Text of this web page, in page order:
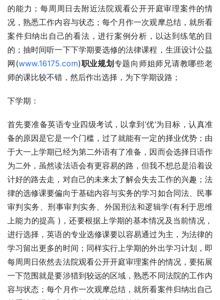
的能力；每周周日去附近法院观看公开开庭审理案件的情
况，熟悉工作内容与状态；每个月作一次观摩总结，就所看
案件归纳出自己的看法，进行案例分析，以达到练笔的目
的；抽时间听一下下学期要选修的法律课程，生涯设计公益
网(www.16175.com)职业规划专题向师姐师兄请教哪些老
师的课比较不错，然后作出选择，为下学期设路；
下学期：
首先要准备英语专业四级考试，以拿到‘优’为目标，认真准
备的原因是它是一个门槛，过了就能有一定的择业优势；由
于大一上学期已经为第二外语有了准备，因而会选择日语作
为二外，虽然读法语会有更容易的路，但我不想总是沿着设
计好的路去走，对自己的未来太了解会失去工作的兴趣；法
律的选修课要偏向于基础内容与实务的学习如合同法、民事
审判实务、刑事审判实务、外国刑法和逻辑学(有利于思维
上能力的提高 )，还要根据上学期的基本情况及当前情况，
进行选择，英语的专业选修课要以容易通过为主，为法律的
学习留出更多的时间；同样实行上学期的外出学习计划，即
每周周日依然去法院观看公开开庭审理案件的情况，要拓展
一下范围就是要涉猎到较远的区域，熟悉不同法院的工作内
容与状态；每个月作一次观摩总结，就所看案件归纳出自己